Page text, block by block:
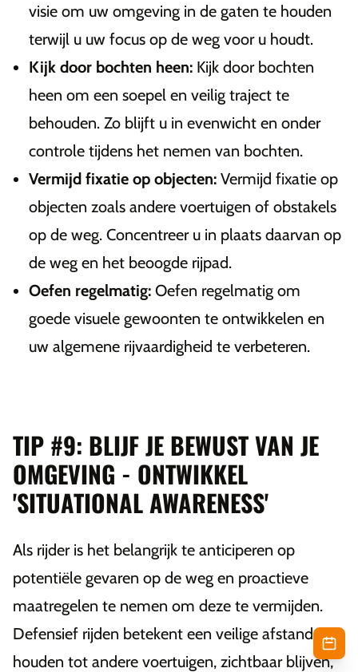
visie om uw omgeving in de gaten te houden
terwijl u uw focus op de weg voor u houdt.
Kijk door bochten heen: Kijk door bochten
heen om een soepel en veilig traject te
behouden. Zo blijft u in evenwicht en onder
controle tijdens het nemen van bochten.
Vermijd fixatie op objecten: Vermijd fixatie op
objecten zoals andere voertuigen of obstakels
op de weg. Concentreer u in plaats daarvan op
de weg en het beoogde rijpad.
Oefen regelmatig: Oefen regelmatig om
goede visuele gewoonten te ontwikkelen en
uw algemene rijvaardigheid te verbeteren.
TIP #9: BLIJF JE BEWUST VAN JE
OMGEVING - ONTWIKKEL
'SITUATIONAL AWARENESS'
Als rijder is het belangrijk te anticiperen op
potentiële gevaren op de weg en proactieve
maatregelen te nemen om deze te vermijden.
Defensief rijden betekent een veilige afstand
houden tot andere voertuigen, zichtbaar blijven,